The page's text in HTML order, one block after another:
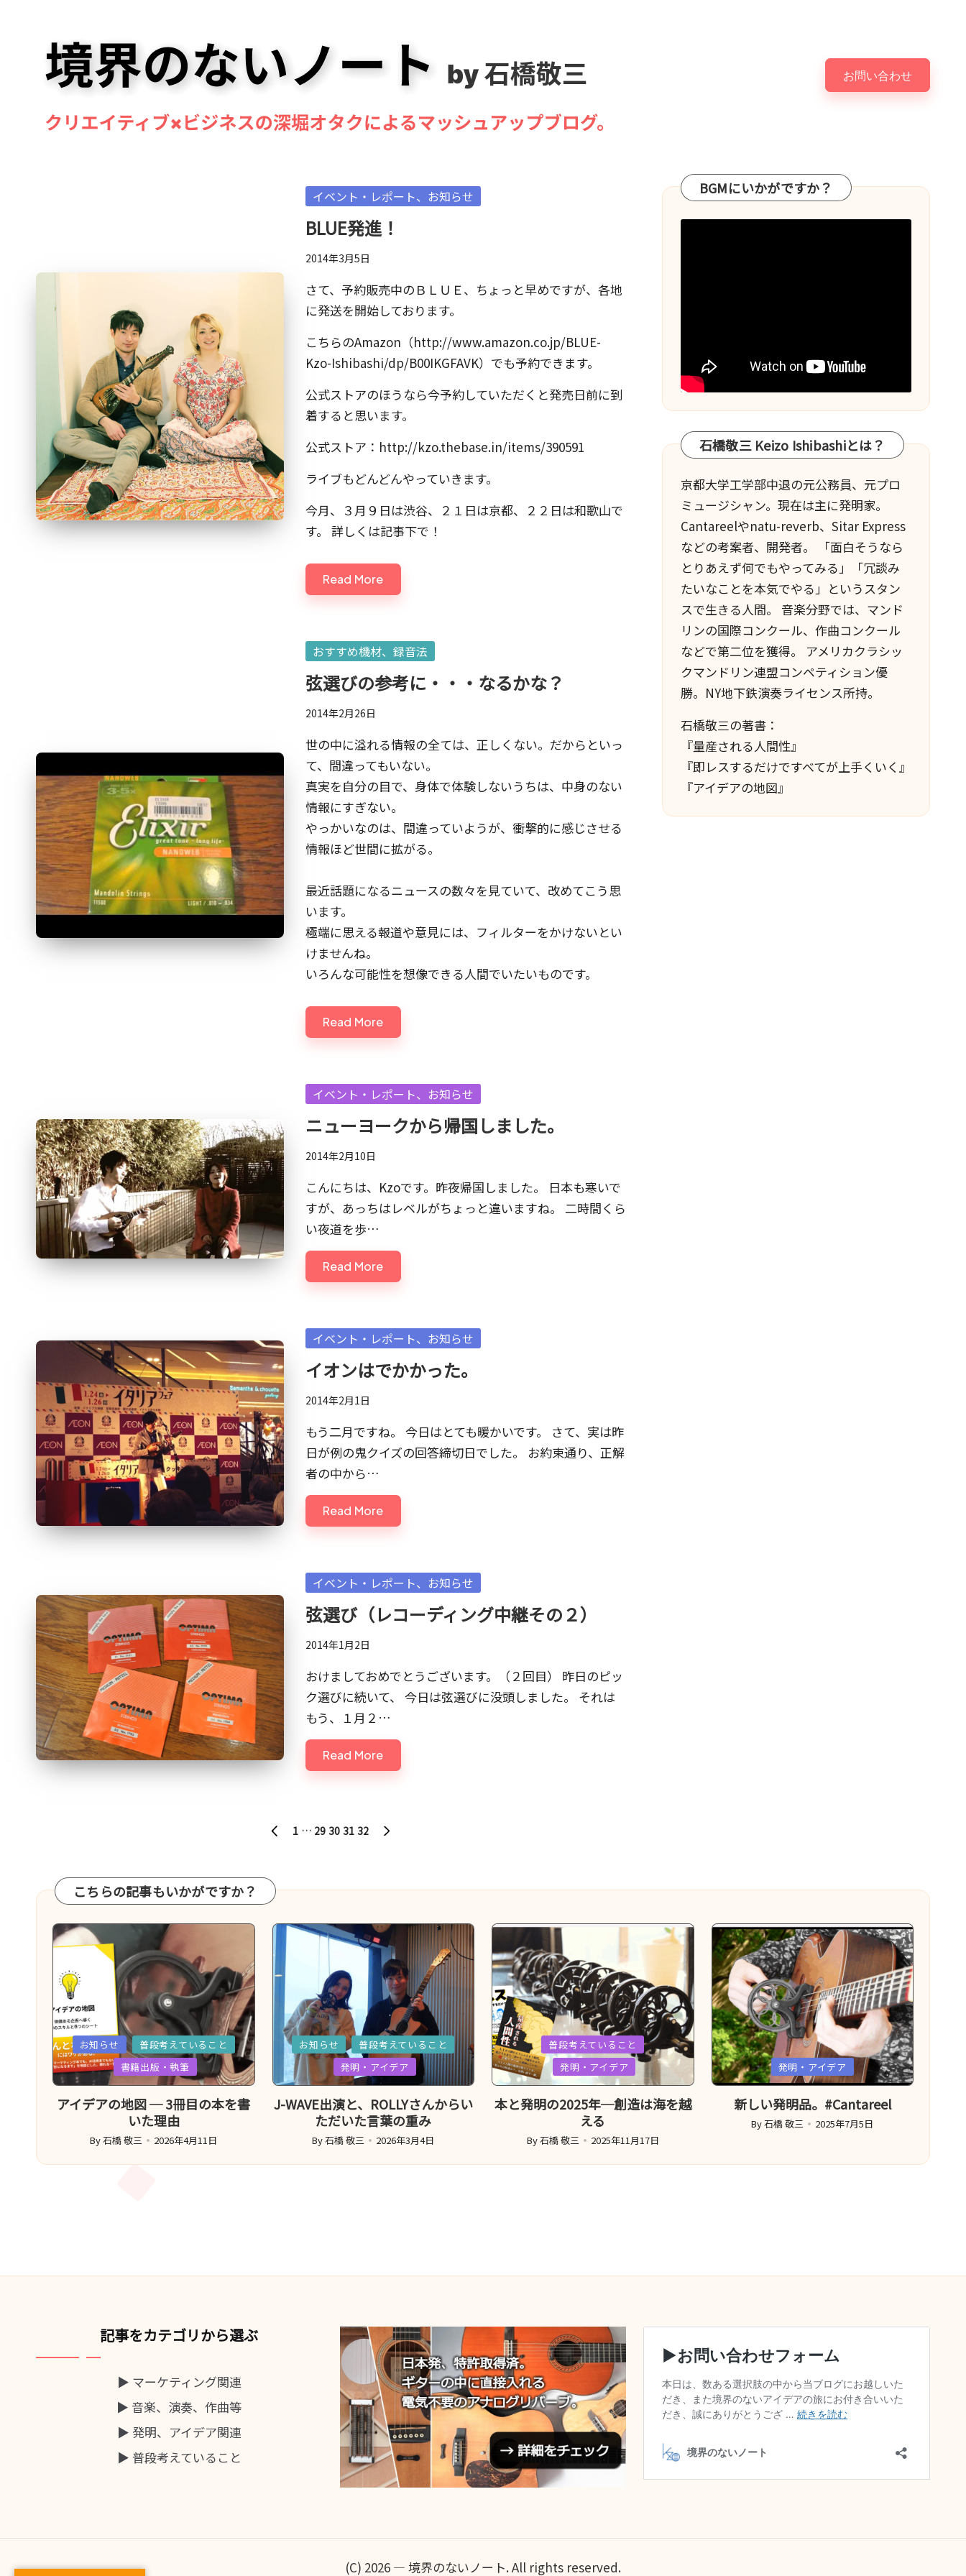
content
い
ノ
ー
ト
者・
三。
は
マ
面
も。
こ
の
ブ
ロ
は
ジ
ネ
ス
の
深
堀
り
オ
よ
マ
ッ
シ
ュ
ア
ッ
プ
的
の
で
す。
お問い合わせ
Posted
イベント・レポート、お知らせ
BLUE発進！
2014年3月5日
さて、予約販売中のＢＬＵＥ、ちょっと早めですが、各地
に発送を開始しております。
こちらのAmazon（http://www.amazon.co.jp/BLUE-
Kzo-Ishibashi/dp/B00IKGFAVK）でも予約できます。
公式ストアのほうなら今予約していただくと発売日前に到
着すると思います。
公式ストア： http://kzo.thebase.in/items/390591
ライブもどんどんやっていきます。
今月、３月９日は渋谷、２１日は京都、２２日は和歌山で
す。 詳しくは記事下で！
Read More
Posted
in
おすすめ機材、録音法
弦選びの参考に・・・なるかな？
2014年2月26日
世の中に溢れる情報の全ては、正しくない。だからといっ
て、間違ってもいない。
真実を自分の目で、身体で体験しないうちは、中身のない
情報にすぎない。
やっかいなのは、間違っていようが、衝撃的に感じさせる
情報ほど世間に拡がる。
最近話題になるニュースの数々を見ていて、改めてこう思
います。
極端に思える報道や意見には、フィルターをかけないとい
けませんね。
いろんな可能性を想像できる人間でいたいものです。
Read More
Posted
イベント・レポート、お知らせ
ニューヨークから帰国しました。
2014年2月10日
こんにちは、Kzoです。昨夜帰国しました。 日本も寒いで
すが、あっちはレベルがちょっと違いますね。 二時間くら
い夜道を歩…
Read More
Posted
イベント・レポート、お知らせ
イオンはでかかった。
2014年2月1日
もう二月ですね。 今日はとても暖かいです。 さて、実は昨
日が例の鬼クイズの回答締切日でした。 お約束通り、正解
者の中から…
Read More
Posted
in
イベント・レポート、お知らせ
弦選び（レコーディング中継その２）
2014年1月2日
おけましておめでとうございます。（２回目） 昨日のピッ
ク選びに続いて、 今日は弦選びに没頭しました。 それは
もう、１月２…
Read More
ペ
PREVIOUS
1 … 29 30 31 32
BGMにいかがですか？
石橋敬三 Keizo Ishibashiとは？
京都大学工学部中退の元公務員、元プロ
ミュージシャン。現在は主に発明家。
Cantareelやnatu-reverb、 Sitar Express
などの考案者、開発者。 「面白そうなら
とりあえず何でもやってみる」「冗談み
たいなことを本気でやる」というスタン
スで生きる人間。 音楽分野では、マンド
リンの国際コンクール、作曲コンクール
などで第二位を獲得。 アメリカクラシッ
クマンドリン連盟コンペティション優
勝。NY地下鉄演奏ライセンス所持。
石橋敬三の著書：
『量産される人間性』
『即レスするだけですべてが上手くいく』
『アイデアの地図』
こちらの記事もいかがですか？
Posted
in
お知らせ
普段考えていること
書籍出版・執筆
アイデアの地図 ─ 3冊目の本を書
いた理由
Posted
by
By石橋 敬三 2026年4月11日
Posted
in
お知らせ
普段考えていること
発明・アイデア
J-WAVE出演と、ROLLYさんからい
ただいた言葉の重み
Posted
by
By石橋 敬三 2026年3月4日
Posted
in
普段考えていること
発明・アイデア
本と発明の2025年─創造は海を越
える
Posted
by
By石橋 敬三 2025年11月17日
Posted
in
発明・アイデア
新しい発明品。#Cantareel
Posted
By石橋 敬三 2025年7月5日
記事をカテゴリから選ぶ
▶ マーケティング関連
▶ 音楽、演奏、作曲等
▶ 発明、アイデア関連
▶ 普段考えていること
(C) 2026 — 境界のないノート. All rights reserved.